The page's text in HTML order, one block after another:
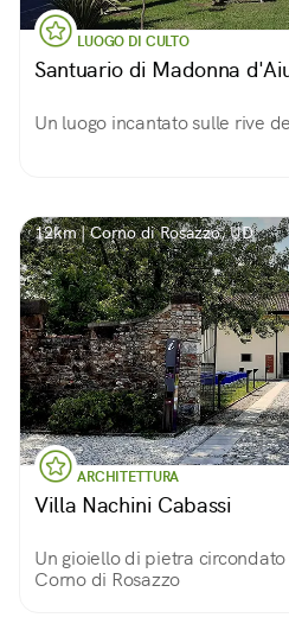
LUOGO DI CULTO
Santuario di Madonna
Un luogo incantato sulle rive
12km | Corno di Rosazzo, UD
ARCHITETTURA
Villa Nachini Cabassi
Un gioiello di pietra
Corno di Rosazzo